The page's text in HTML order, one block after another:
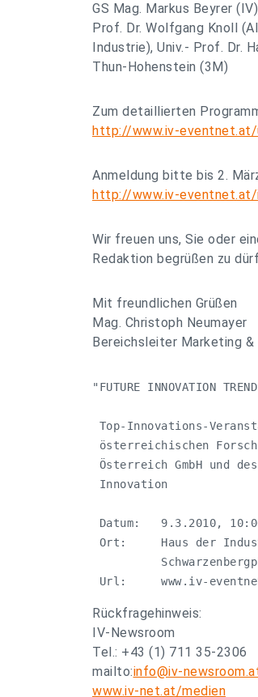
GS Mag. Markus Beyrer
Prof. Dr. Wolfgang Knoll
Industrie), Univ.- Prof. Dr.
Thun-Hohenstein (3M)
Zum detaillierten
http://www.iv-
Anmeldung bitte bis 2.
http://www.iv-eventnet.at/
Wir freuen uns, Sie oder
Redaktion begrüßen zu
Mit freundlichen Grüßen
Mag. Christoph Neumayer
Bereichsleiter Marketing &
"FUTURE INNOVATION
Top-Innovations-
österreichischen
Österreich GmbH und
Innovation
Datum:   9.3.2010,
Ort:     Haus der
Url:     www.iv-
Rückfragehinweis:
IV-Newsroom
Tel.: +43 (1) 711 35-2306
mailto:info@iv-
www.iv-net.at/medien